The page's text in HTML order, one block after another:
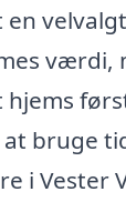
en
værdi,
bruge
i Vester